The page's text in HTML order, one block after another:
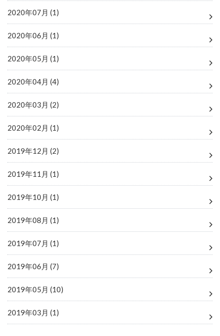
2020年07月 (1)
2020年06月 (1)
2020年05月 (1)
2020年04月 (4)
2020年03月 (2)
2020年02月 (1)
2019年12月 (2)
2019年11月 (1)
2019年10月 (1)
2019年08月 (1)
2019年07月 (1)
2019年06月 (7)
2019年05月 (10)
2019年03月 (1)